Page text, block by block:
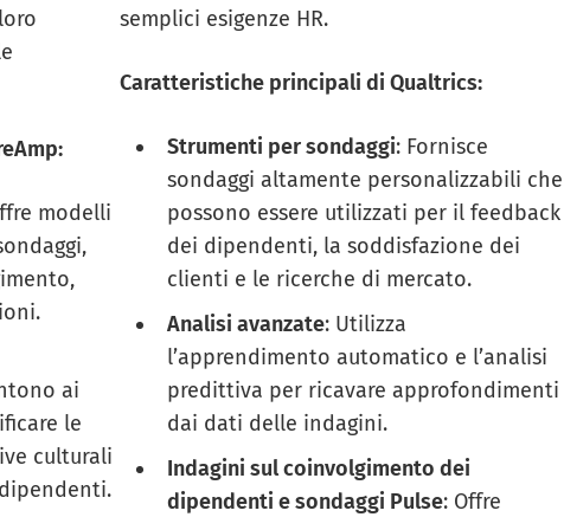
modelli
ai
le
culturali
semplici esigenze HR.
Caratteristiche principali di Qualtrics:
Strumenti per sondaggi: Fornisce
sondaggi altamente personalizzabili che
possono essere utilizzati per il feedback
dei dipendenti, la soddisfazione dei
clienti e le ricerche di mercato.
Analisi avanzate: Utilizza
l’apprendimento automatico e l’analisi
predittiva per ricavare approfondimenti
dai dati delle indagini.
Indagini sul coinvolgimento dei
dipendenti e sondaggi Pulse: Offre